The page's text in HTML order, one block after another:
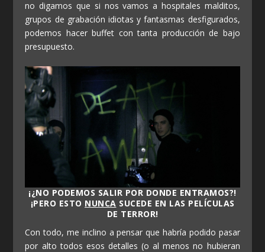
no digamos que si nos vamos a hospitales malditos,
grupos de grabación idiotas y fantasmas desfigurados,
podemos hacer buffet con tanta producción de bajo
presupuesto.
¡¿NO PODEMOS SALIR POR DONDE ENTRAMOS?!
¡PERO ESTO NUNCA SUCEDE EN LAS PELÍCULAS
DE TERROR!
Con todo, me inclino a pensar que habría podido pasar
por alto todos esos detalles (o al menos no hubieran